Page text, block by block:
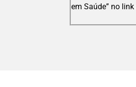
em Saúde” no